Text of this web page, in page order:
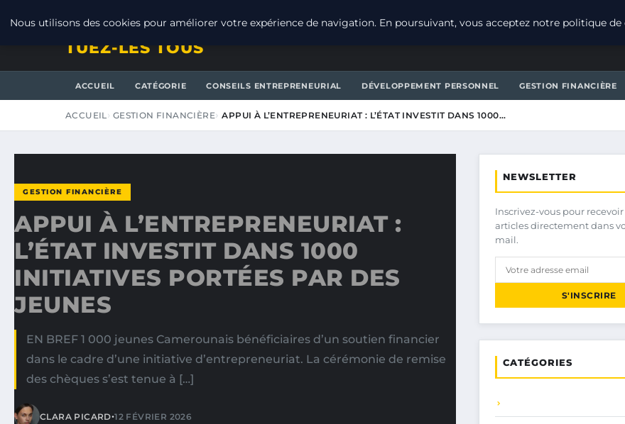
TUEZ-LES TOUS
ACCUEIL CATÉGORIE CONSEILS ENTREPRENEURIAL DÉVELOPPEMENT PERSONNEL GESTION FINANCIÈRE
ACCUEIL GESTION FINANCIÈRE APPUI À L’ENTREPRENEURIAT : L’ÉTAT INVESTIT DANS 1000…
GESTION FINANCIÈRE
APPUI À L’ENTREPRENEURIAT :
L’ÉTAT INVESTIT DANS 1000
INITIATIVES PORTÉES PAR DES
JEUNES
EN BREF 1 000 jeunes Camerounais bénéficiaires d’un soutien financier
dans le cadre d’une initiative d’entrepreneuriat. La cérémonie de remise
des chèques s’est tenue à […]
CLARA PICARD•12 FÉVRIER 2026
NEWSLETTER
Inscrivez-vous pour
articles directement dans
mail.
S'INSCRIRE
CATÉGORIES
Nous utilisons des cookies pour améliorer votre expérience de navigation. En poursuivant, vous acceptez notre politique